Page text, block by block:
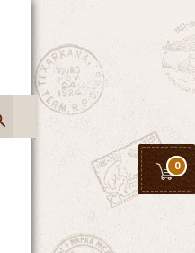
0